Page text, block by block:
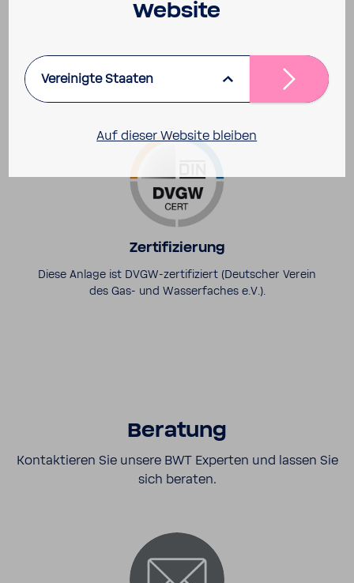
Qualität
Zerti­fi­zie­rung
Diese Anlage ist DVGW-​zertifiziert (Deut­scher Verein
des Gas- und Wasser­fa­ches e.V.).
Bera­tung
Kontak­tieren Sie unsere BWT Experten und lassen Sie
sich beraten.
Website
Vereinigte Staaten
Auf dieser Website bleiben